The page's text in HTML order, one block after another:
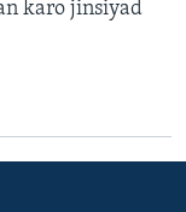
karo jinsiyad